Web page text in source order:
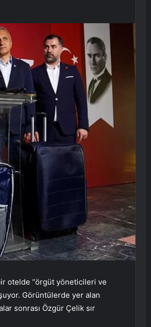
otelde “örgüt yöneticileri ve
Görüntülerde yer alan
sonrası Özgür Çelik sır